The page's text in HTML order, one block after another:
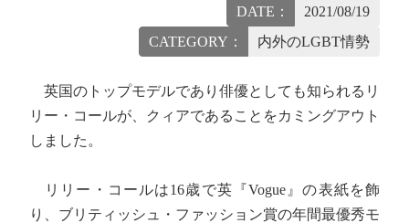
DATE：
2021/08/19
CATEGORY：
内外のLGBT情勢
英国のトップモデルであり俳優としても知られるリ
リー・コールが、クィアであることをカミングアウト
しました。
リリー・コールは16歳で英『Vogue』の表紙を飾
り、ブリティッシュ・ファッション賞の年間最優秀モ